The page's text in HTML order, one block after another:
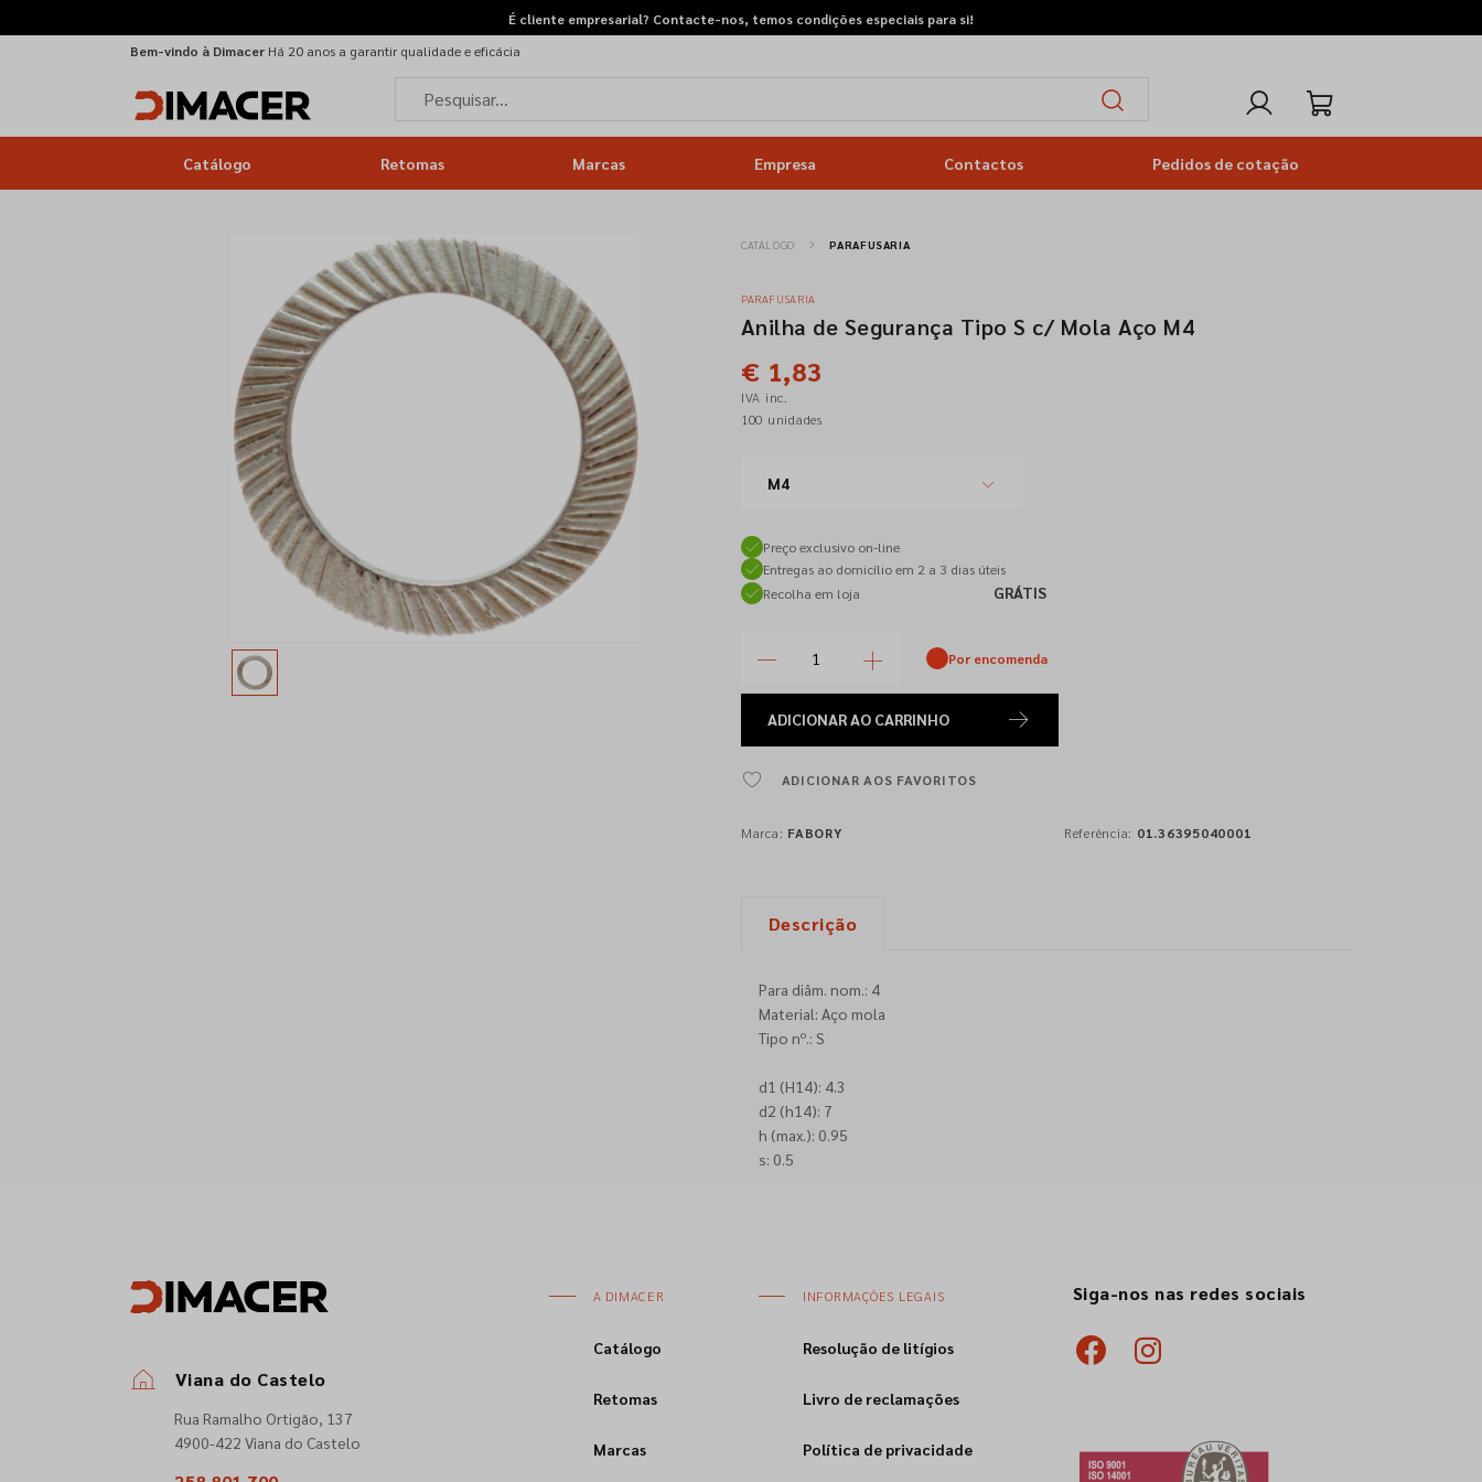
É cliente empresarial? Contacte-nos, temos condições especiais para si!
Bem-vindo à Dimacer Há 20 anos a garantir qualidade e eficácia
Catálogo Retomas Marcas Empresa Contactos Pedidos de cotação
CATÁLOGO PARAFUSARIA
PARAFUSARIA
Anilha de Segurança Tipo S c/ Mola Aço M4
€ 1,83
IVA inc.
100 unidades
M4
Preço exclusivo on-line
Entregas ao domicílio em 2 a 3 dias úteis
Recolha em loja
GRÁTIS
Por encomenda
ADICIONARAO CARRINHO
ADICIONAR AOS FAVORITOS
Marca: FABORY Referência: 01.36395040001
Descrição
Para diâm. nom.: 4
Material: Aço mola
Tipo nº.: S
d1 (H14): 4.3
d2 (h14): 7
h (max.): 0.95
s: 0.5
Viana do Castelo
Rua Ramalho Ortigão, 137
4900-422 Viana do Castelo
A DIMACER
Catálogo
Retomas
Marcas
INFORMAÇÕES LEGAIS
Resolução de litígios
Livro de reclamações
Política de privacidade
Siga-nos nas redes sociais